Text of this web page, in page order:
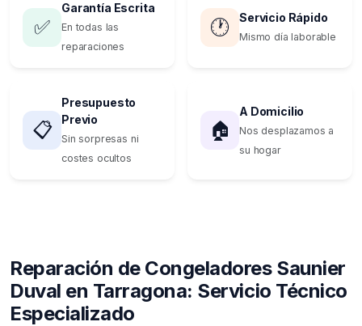
✅
Garantía Escrita
En todas las
reparaciones
🕐 Servicio Rápido
Mismo día laborable
📋
Presupuesto
Previo
Sin sorpresas ni
costes ocultos
🏠
A Domicilio
Nos desplazamos a
su hogar
Reparación de Congeladores Saunier
Duval en Tarragona: Servicio Técnico
Especializado